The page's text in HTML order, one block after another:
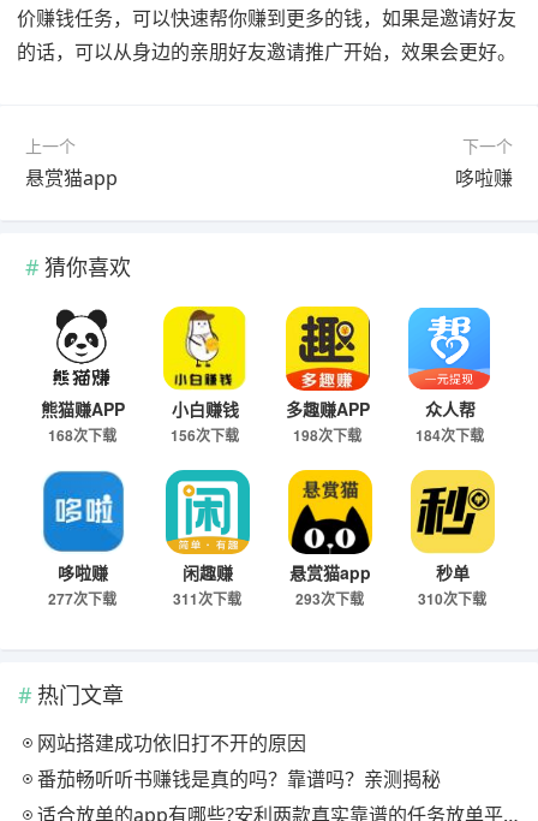
价赚钱任务，可以快速帮你赚到更多的钱，如果是邀请好友
的话，可以从身边的亲朋好友邀请推广开始，效果会更好。
上一个
悬赏猫app
下一个
哆啦赚
猜你喜欢
熊猫赚APP
168次下载
小白赚钱
156次下载
多趣赚APP
198次下载
众人帮
184次下载
哆啦赚
277次下载
闲趣赚
311次下载
悬赏猫app
293次下载
秒单
310次下载
热门文章
网站搭建成功依旧打不开的原因
番茄畅听听书赚钱是真的吗？靠谱吗？亲测揭秘
适合放单的app有哪些?安利两款真实靠谱的任务放单平台